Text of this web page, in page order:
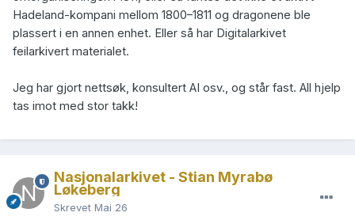
Hadeland-kompani mellom 1800–1811 og dragonene ble
plassert i en annen enhet. Eller så har Digitalarkivet
feilarkivert materialet.
Jeg har gjort nettsøk, konsultert AI osv., og står fast. All hjelp
tas imot med stor takk!
Nasjonalarkivet - Stian Myrabø
Løkeberg
Skrevet Mai 26